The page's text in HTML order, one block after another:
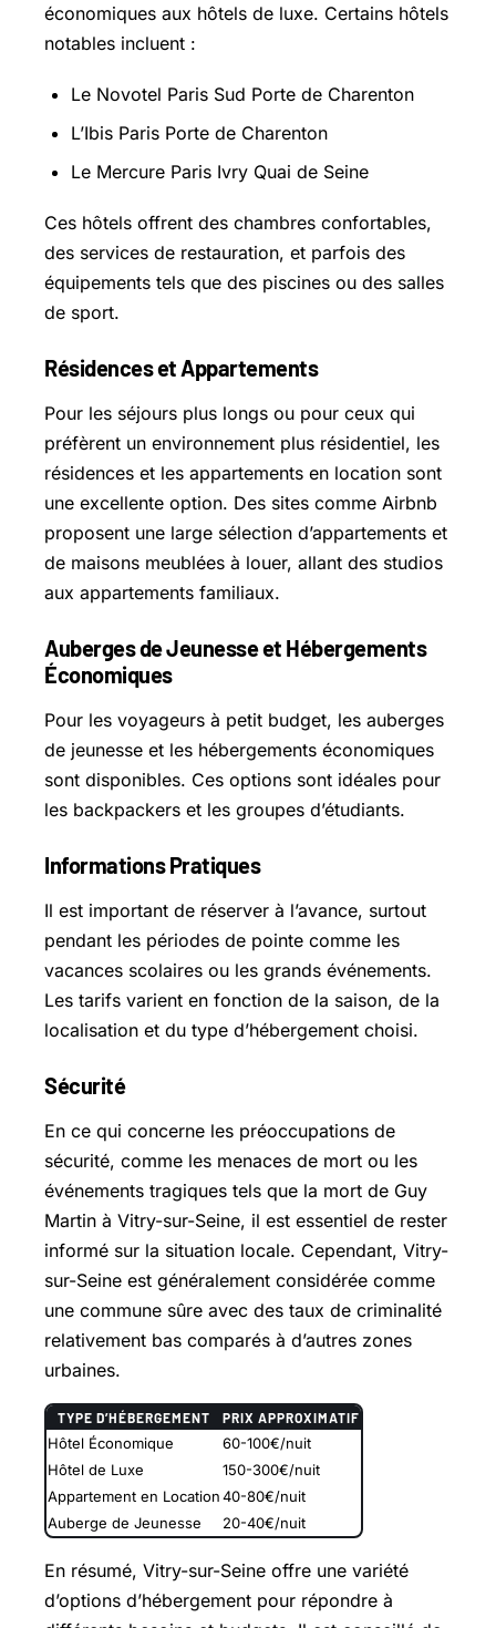
économiques aux hôtels de luxe. Certains hôtels
notables incluent :
Le Novotel Paris Sud Porte de Charenton
L’Ibis Paris Porte de Charenton
Le Mercure Paris Ivry Quai de Seine
Ces hôtels offrent des chambres confortables,
des services de restauration, et parfois des
équipements tels que des piscines ou des salles
de sport.
Résidences et Appartements
Pour les séjours plus longs ou pour ceux qui
préfèrent un environnement plus résidentiel, les
résidences et les appartements en location sont
une excellente option. Des sites comme Airbnb
proposent une large sélection d’appartements et
de maisons meublées à louer, allant des studios
aux appartements familiaux.
Auberges de Jeunesse et Hébergements
Économiques
Pour les voyageurs à petit budget, les auberges
de jeunesse et les hébergements économiques
sont disponibles. Ces options sont idéales pour
les backpackers et les groupes d’étudiants.
Informations Pratiques
Il est important de réserver à l’avance, surtout
pendant les périodes de pointe comme les
vacances scolaires ou les grands événements.
Les tarifs varient en fonction de la saison, de la
localisation et du type d’hébergement choisi.
Sécurité
En ce qui concerne les préoccupations de
sécurité, comme les menaces de mort ou les
événements tragiques tels que la mort de Guy
Martin à Vitry-sur-Seine, il est essentiel de rester
informé sur la situation locale. Cependant, Vitry-
sur-Seine est généralement considérée comme
une commune sûre avec des taux de criminalité
relativement bas comparés à d’autres zones
urbaines.
TYPE D’HÉBERGEMENT PRIX APPROXIMATIF
Hôtel Économique
60-100€/nuit
Hôtel de Luxe
150-300€/nuit
Appartement en Location40-80€/nuit
Auberge de Jeunesse
20-40€/nuit
En résumé, Vitry-sur-Seine offre une variété
d’options d’hébergement pour répondre à